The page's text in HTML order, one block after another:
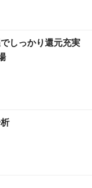
しっかり還元充実